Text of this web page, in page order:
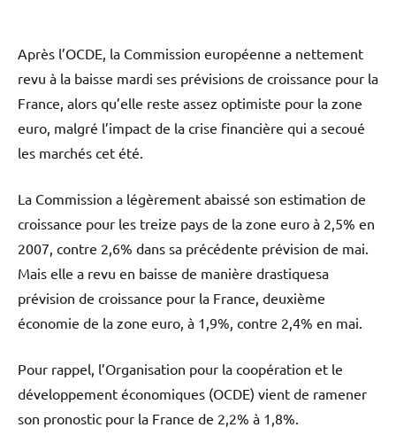
Après l’OCDE, la Commission européenne a nettement
revu à la baisse mardi ses prévisions de croissance pour la
France, alors qu’elle reste assez optimiste pour la zone
euro, malgré l’impact de la crise financière qui a secoué
les marchés cet été.
La Commission a légèrement abaissé son estimation de
croissance pour les treize pays de la zone euro à 2,5% en
2007, contre 2,6% dans sa précédente prévision de mai.
Mais elle a revu en baisse de manière drastiquesa
prévision de croissance pour la France, deuxième
économie de la zone euro, à 1,9%, contre 2,4% en mai.
Pour rappel, l’Organisation pour la coopération et le
développement économiques (OCDE) vient de ramener
son pronostic pour la France de 2,2% à 1,8%.